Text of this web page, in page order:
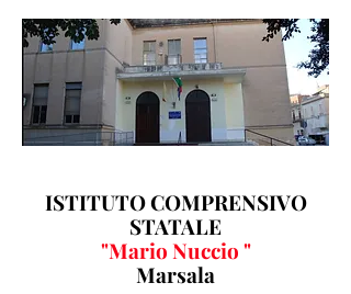
ISTITUTO COMPRENSIVO
STATALE
"Mario Nuccio "
Marsala